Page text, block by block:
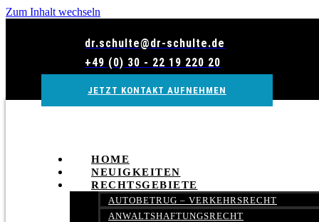
Zum Inhalt wechseln
dr.schulte@dr-schulte.de
+49 (0) 30 - 22 19 220 20
JETZT KONTAKT AUFNEHMEN
HOME
NEUIGKEITEN
RECHTSGEBIETE
AUTOBETRUG – VERKEHRSRECHT
ANWALTSHAFTUNGSRECHT